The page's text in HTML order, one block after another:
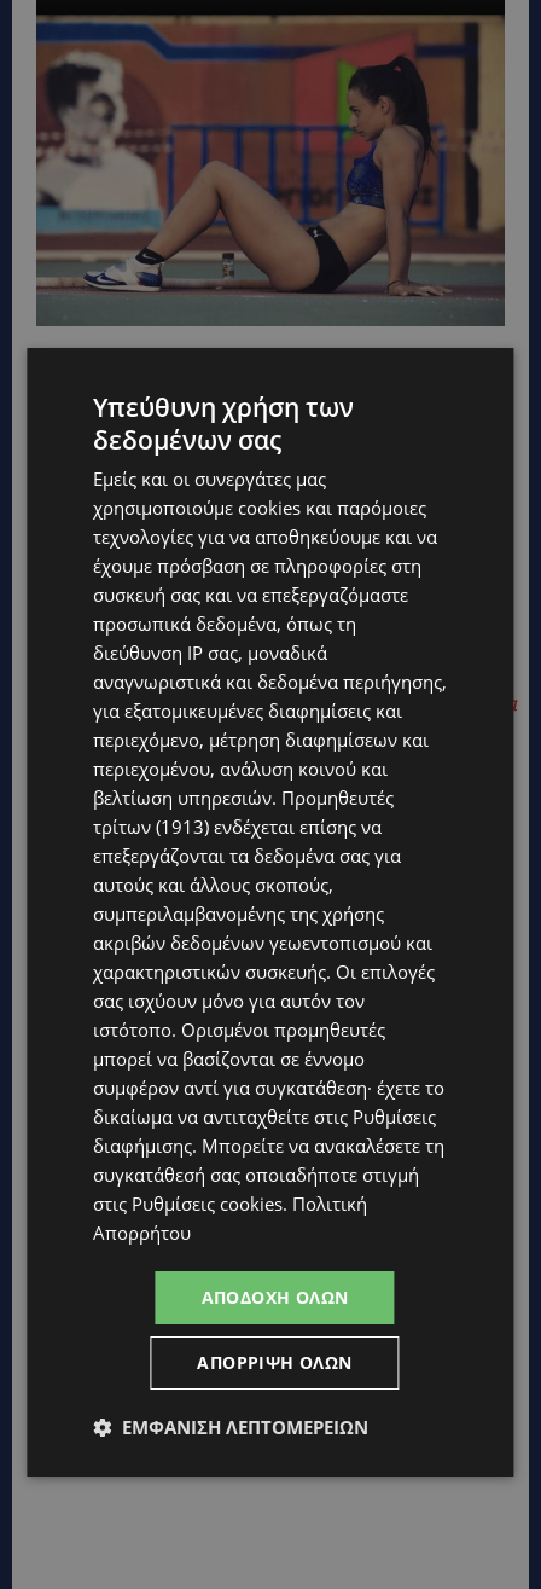
ΔΙΑΒΑΣΤΕ ΕΠΙΣΗΣ:
AUTISM GREECE: Πρωταγωνιστές στο TikTok για
ευαισθητοποίηση των χρηστών-Φωνές
αυτιστικών που αλλάζουν στερεότυπα
Υπεύθυνη χρήση των
δεδομένων σας
Εμείς και οι συνεργάτες μας
χρησιμοποιούμε cookies και παρόμοιες
τεχνολογίες για να αποθηκεύουμε και να
έχουμε πρόσβαση σε πληροφορίες στη
συσκευή σας και να επεξεργαζόμαστε
προσωπικά δεδομένα, όπως τη
διεύθυνση IP σας, μοναδικά
αναγνωριστικά και δεδομένα περιήγησης,
για εξατομικευμένες διαφημίσεις και
περιεχόμενο, μέτρηση διαφημίσεων και
περιεχομένου, ανάλυση κοινού και
βελτίωση υπηρεσιών. Προμηθευτές
τρίτων (1913) ενδέχεται επίσης να
επεξεργάζονται τα δεδομένα σας για
αυτούς και άλλους σκοπούς,
συμπεριλαμβανομένης της χρήσης
ακριβών δεδομένων γεωεντοπισμού και
χαρακτηριστικών συσκευής. Οι επιλογές
σας ισχύουν μόνο για αυτόν τον
ιστότοπο. Ορισμένοι προμηθευτές
μπορεί να βασίζονται σε έννομο
συμφέρον αντί για συγκατάθεση· έχετε το
δικαίωμα να αντιταχθείτε στις Ρυθμίσεις
διαφήμισης. Μπορείτε να ανακαλέσετε τη
συγκατάθεσή σας οποιαδήποτε στιγμή
στις Ρυθμίσεις cookies. Πολιτική
Απορρήτου
ΑΠΟΔΟΧΉ ΌΛΩΝ
ΑΠΌΡΡΙΨΗ ΌΛΩΝ
ΕΜΦΆΝΙΣΗ ΛΕΠΤΟΜΕΡΕΙΏΝ